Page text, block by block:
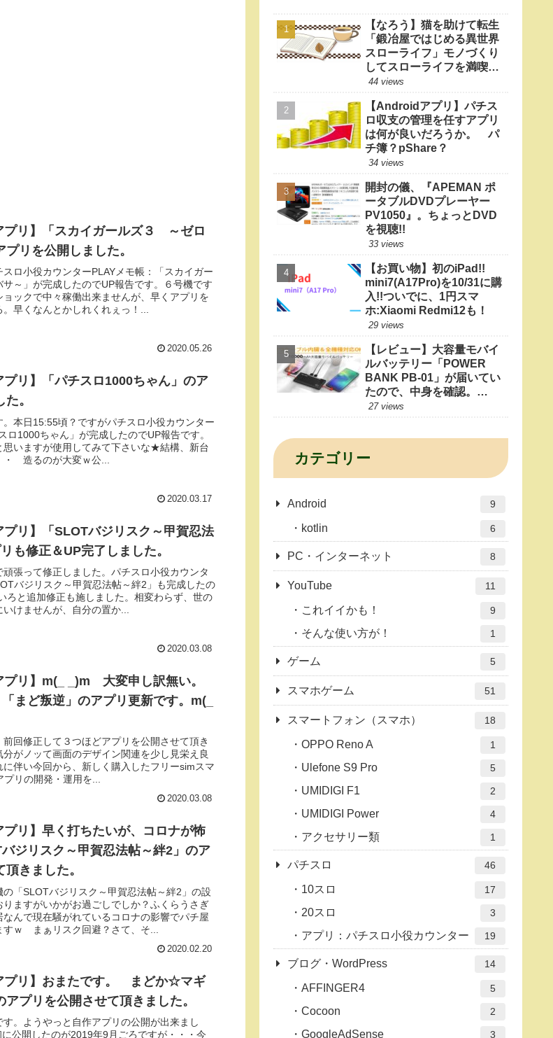
プリ】「スカイガールズ３ ～ゼロ
リを公開しました。
ロ小役カウンターPLAYメモ帳：「スカイガー
～」が完成したのでUP報告です。６号機です
ックで中々稼働出来ませんが、早くアプリを
早くなんとかしれくれぇっ！...
2020.05.26
プリ】「パチスロ1000ちゃん」のア
。
。本日15:55頃？ですがパチスロ小役カウンター
ロ1000ちゃん」が完成したのでUP報告です。
思いますが使用してみて下さいな★結構、新台
・ 造るのが大変ｗ公...
2020.03.17
プリ】「SLOTバジリスク～甲賀忍法
も修正＆UP完了しました。
頑張って修正しました。パチスロ小役カウンタ
バジリスク～甲賀忍法帖～絆2」も完成したの
ろと追加修正も施しました。相変わらず、世の
けませんが、自分の置か...
2020.03.08
プリ】m(_ _)m 大変申し訳無い。
まど叛逆」のアプリ更新です。m(_
回修正して３つほどアプリを公開させて頂き
分がノッて画面のデザイン関連を少し見栄え良
に伴い今回から、新しく購入したフリーsimスマ
リの開発・運用を...
2020.03.08
プリ】早く打ちたいが、コロナが怖
ジリスク～甲賀忍法帖～絆2」のア
きました。
の「SLOTバジリスク～甲賀忍法帖～絆2」の設
ますがいかがお過ごしでしか？ふくらうさぎ
んで現在騒がれているコロナの影響でパチ屋
すｗ まぁリスク回避？さて、そ...
2020.02.20
プリ】おまたです。 まどか☆マギ
アプリを公開させて頂きました。
す。ようやっと自作アプリの公開が出来まし
公開したのが2019年9月ごろですが・・・今
【なろう】猫を助けて転生
「鍛冶屋ではじめる異世界
スローライフ」モノづくり
してスローライフを満喫し
たい
44 views
【Androidアプリ】パチス
ロ収支の管理を任すアプリ
は何が良いだろうか。 パ
チ簿？pShare？
34 views
開封の儀、『APEMAN ポ
ータブルDVDプレーヤー
PV1050』。ちょっとDVD
を視聴!!
33 views
【お買い物】初のiPad!!
mini7(A17Pro)を10/31に購
入!!ついでに、1円スマ
ホ:Xiaomi Redmi12も！
29 views
【レビュー】大容量モバイ
ルバッテリー「POWER
BANK PB-01」が届いてい
たので、中身を確認。
10000mAhもあれば1日十
27 views
カテゴリー
Android 9
kotlin 6
PC・インターネット 8
YouTube 11
これイイかも！ 9
そんな使い方が！ 1
ゲーム 5
スマホゲーム 51
スマートフォン（スマホ） 18
OPPO Reno A 1
Ulefone S9 Pro 5
UMIDIGI F1 2
UMIDIGI Power 4
アクセサリー類 1
パチスロ 46
10スロ 17
20スロ 3
アプリ：パチスロ小役カウンター 19
ブログ・WordPress 14
AFFINGER4 5
Cocoon 2
GoogleAdSense 3